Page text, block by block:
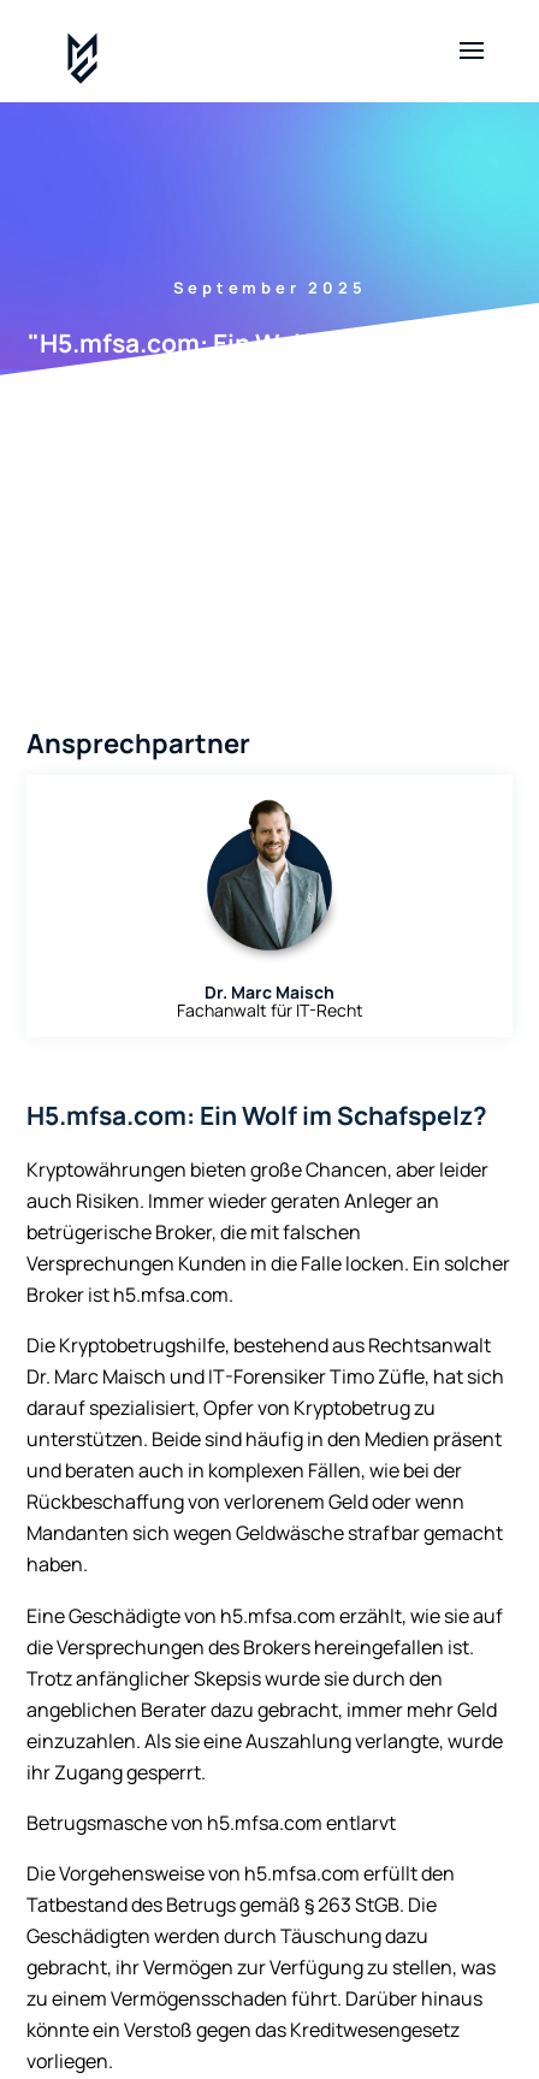
September 2025
"H5.mfsa.com: Ein Wolf im Schafspelz?"
H5.mfsa.com: Ein Wolf im Schafspelz?
Kryptowährungen bieten große Chancen, aber leider
auch Risiken. Immer wieder geraten Anleger an
betrügerische Broker, die mit falschen
Versprechungen Kunden in die Falle locken. Ein solcher
Broker ist h5.mfsa.com.
Die Kryptobetrugshilfe, bestehend aus Rechtsanwalt
Dr. Marc Maisch und IT-Forensiker Timo Züfle, hat sich
darauf spezialisiert, Opfer von Kryptobetrug zu
unterstützen. Beide sind häufig in den Medien präsent
und beraten auch in komplexen Fällen, wie bei der
Rückbeschaffung von verlorenem Geld oder wenn
Mandanten sich wegen Geldwäsche strafbar gemacht
haben.
Eine Geschädigte von h5.mfsa.com erzählt, wie sie auf
die Versprechungen des Brokers hereingefallen ist.
Trotz anfänglicher Skepsis wurde sie durch den
angeblichen Berater dazu gebracht, immer mehr Geld
einzuzahlen. Als sie eine Auszahlung verlangte, wurde
ihr Zugang gesperrt.
Betrugsmasche von h5.mfsa.com entlarvt
Die Vorgehensweise von h5.mfsa.com erfüllt den
Tatbestand des Betrugs gemäß § 263 StGB. Die
Geschädigten werden durch Täuschung dazu
gebracht, ihr Vermögen zur Verfügung zu stellen, was
zu einem Vermögensschaden führt. Darüber hinaus
könnte ein Verstoß gegen das Kreditwesengesetz
vorliegen.
Ansprechpartner
Dr. Marc Maisch
Fachanwalt für IT-Recht